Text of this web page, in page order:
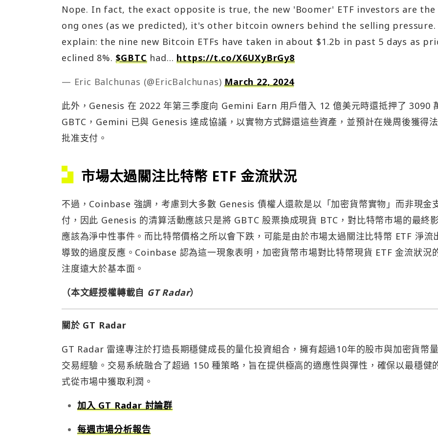
Nope. In fact, the exact opposite is true, the new 'Boomer' ETF investors are
ong ones (as we predicted), it's other bitcoin owners behind the selling
explain: the nine new Bitcoin ETFs have taken in about $1.2b in past 5 days as
eclined 8%. $GBTChad…https://t.co/X6UXyBrGy8
— Eric Balchunas (@EricBalchunas)March 22, 2024
此外，Genesis 在 2022 年第三季度向 Gemini Earn 用戶借入 12 億美元時還抵押了 3090
GBTC，Gemini 已與 Genesis 達成協議，以實物方式歸還這些資產，並預計在幾周後獲得
批准支付。
市場太過關注比特幣 ETF 金流狀況
不過，Coinbase 強調，考慮到大多數 Genesis 債權人還款是以「加密貨幣實物」而非現金
付，因此 Genesis 的清算活動應該只是將 GBTC 股票換成現貨 BTC，對比特幣市場的最終
應該為淨中性事件。而比特幣價格之所以會下跌，可能是由於市場太過關注比特幣 ETF 淨流
導致的過度反應。Coinbase 認為這一現象表明，加密貨幣市場對比特幣現貨 ETF 金流狀況
注度遠大於基本面。
（本文經授權轉載自 GT Radar）
關於 GT Radar
GT Radar 雷達專注於打造長期穩健成長的量化投資組合，擁有超過10年的股市與加密貨幣
交易經驗。交易系統融合了超過 150 種策略，旨在提供極高的適應性與彈性，確保以最穩健
式從市場中獲取利潤。
加入 GT Radar 討論群
每週市場分析報告